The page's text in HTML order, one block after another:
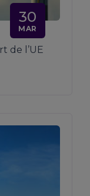
30
MAR
de l’UE